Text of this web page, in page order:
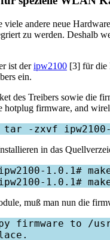
viele andere neue
zu werden. Deshalb
ist deripw2100 [3] für die
ein.
des Treibers sowie die
firmware, and
in das
1.0.1#
muß man nun die
firmware to /